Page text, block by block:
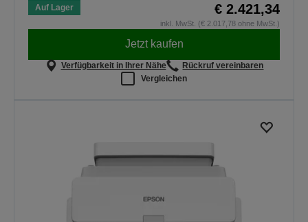
Auf Lager € 2.421,34
inkl. MwSt. (€ 2.017,78 ohne MwSt.)
Jetzt kaufen
Verfügbarkeit in Ihrer Nähe
Rückruf vereinbaren
Vergleichen